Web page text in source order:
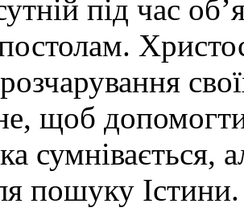
під час
щоб допомогти
пошуку Істини.